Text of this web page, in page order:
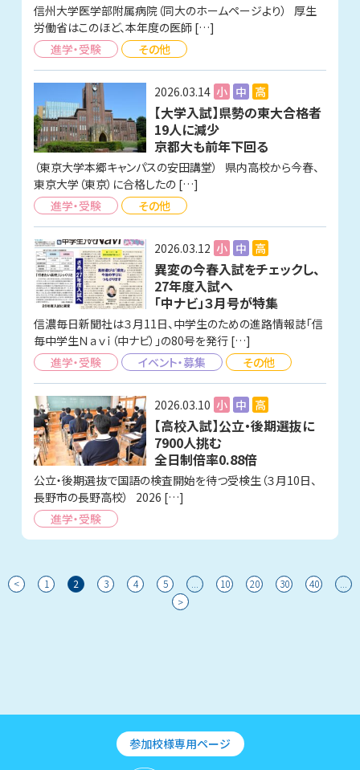
信州大学医学部附属病院（同大のホームページより） 厚生
労働省はこのほど、本年度の医師 […]
進学・受験
その他
2026.03.14 小 中 高
【大学入試】県勢の東大合格者
19人に減少
京都大も前年下回る
（東京大学本郷キャンパスの安田講堂） 県内高校から今春、
東京大学（東京）に合格したの […]
進学・受験
その他
2026.03.12 小 中 高
異変の今春入試をチェックし、
27年度入試へ
「中ナビ」３月号が特集
信濃毎日新聞社は３月11日、中学生のための進路情報誌「信
毎中学生Ｎａｖｉ（中ナビ）」の80号を発行 […]
進学・受験
イベント・募集 その他
2026.03.10 小 中 高
【高校入試】公立・後期選抜に
7900人挑む
全日制倍率0.88倍
公立・後期選抜で国語の検査開始を待つ受検生（３月10日、
長野市の長野高校） 2026 […]
進学・受験
< 1 2 3 4 5 10 20 30 40
>
参加校様専用ページ